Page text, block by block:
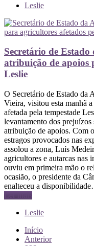
Leslie
Secretário de
atribuição de apoios
Leslie
O Secretário de Estado da
Vieira, visitou esta manhã
afetada pela tempestade
levantamento dos
atribuição de apoios. Com
estragos provocados nas
assolou a zona, Luís
agricultores e autarcas nas
ouviu em primeira mão o
ocasião, o presidente da
enalteceu a
Ler mais
Leslie
Início
Anterior